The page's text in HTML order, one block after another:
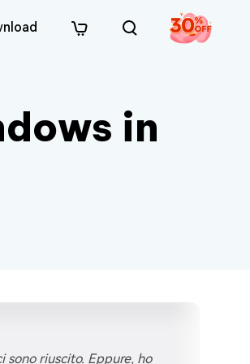
in
sono riuscito. Eppure, ho